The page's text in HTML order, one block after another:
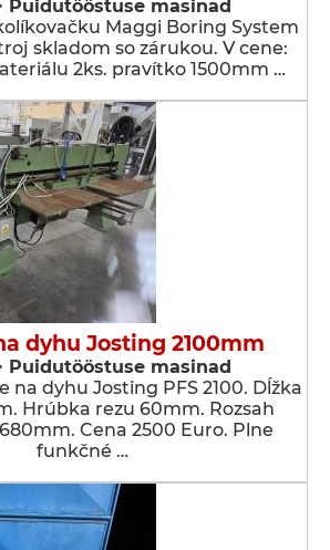
Puidutööstuse masinad
Maggi Boring System
skladom so zárukou. V cene:
2ks. pravítko 1500mm …
dyhu Josting 2100mm
Puidutööstuse masinad
na dyhu Josting PFS 2100. Dĺžka
Hrúbka rezu 60mm. Rozsah
Cena 2500 Euro. Plne
funkčné …